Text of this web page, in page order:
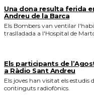
Una dona resulta ferida
Andreu de la Barca
Els Bombers van ventilar
traslladada a l'Hospital de
Els participants de
a Ràdio Sant Andreu
Els joves han visitat els
continguts radiofònics.